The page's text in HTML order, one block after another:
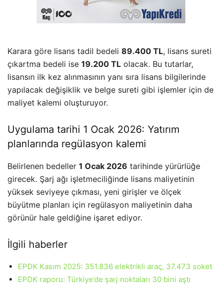
Karara göre lisans tadil bedeli 89.400 TL, lisans sureti
çıkartma bedeli ise 19.200 TL olacak. Bu tutarlar,
lisansın ilk kez alınmasının yanı sıra lisans bilgilerinde
yapılacak değişiklik ve belge sureti gibi işlemler için de
maliyet kalemi oluşturuyor.
Uygulama tarihi 1 Ocak 2026: Yatırım
planlarında regülasyon kalemi
Belirlenen bedeller 1 Ocak 2026 tarihinde yürürlüğe
girecek. Şarj ağı işletmeciliğinde lisans maliyetinin
yüksek seviyeye çıkması, yeni girişler ve ölçek
büyütme planları için regülasyon maliyetinin daha
görünür hale geldiğine işaret ediyor.
İlgili haberler
EPDK Kasım 2025: 351.836 elektrikli araç, 37.473 soket
EPDK raporu: Türkiye’de şarj noktaları 30 bini aştı